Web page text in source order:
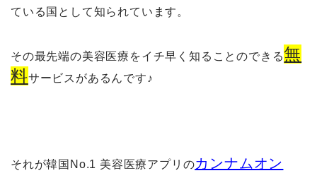
ている国として知られています。
その最先端の美容医療をイチ早く知ることのできる無
料サービスがあるんです♪
それが韓国No.1 美容医療アプリのカンナムオン